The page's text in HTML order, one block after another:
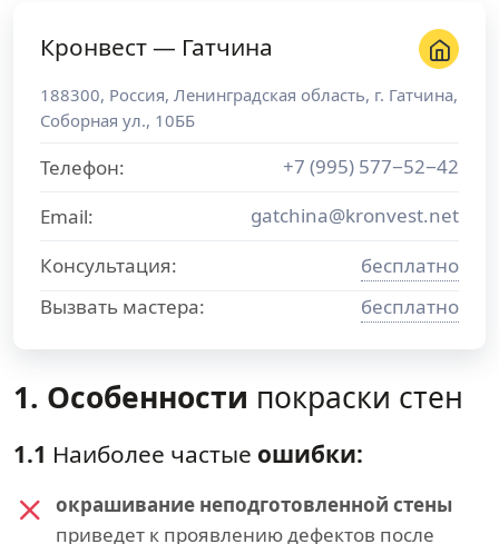
1. Особенности покраски стен
1.1 Наиболее частые ошибки:
окрашивание неподготовленной стены
приведет к проявлению дефектов после
Кронвест — Гатчина
188300, Россия, Ленинградская область, г. Гатчина,
Соборная ул., 10ББ
Телефон:
+7 (995) 577−52−42
Email:
gatchina@kronvest.net
Консультация:
бесплатно
Вызвать мастера:
бесплатно